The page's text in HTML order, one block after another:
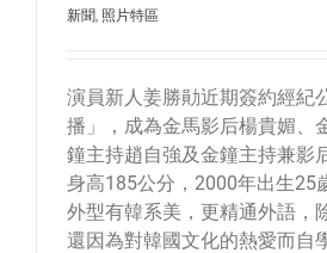
新聞, 照片特區
演員新人姜勝勛近期簽約經紀
播」，成為金馬影后楊貴媚、
鐘主持趙自強及金鐘主持兼影
身高185公分，2000年出生25
外型有韓系美，更精通外語，
還因為對韓國文化的熱愛而自